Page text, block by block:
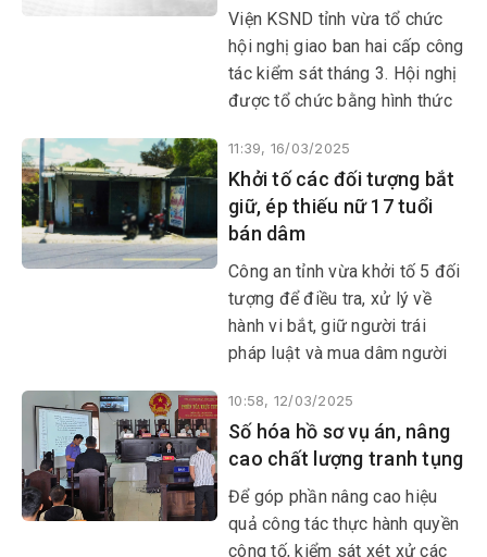
công trực tuyến nhằm mang
lại nhiều thuận tiện cho người
dân.
Viện KSND tỉnh vừa tổ chức
hội nghị giao ban hai cấp công
tác kiểm sát tháng 3. Hội nghị
được tổ chức bằng hình thức
tuyến từ điểm cầu Viện KSND
tỉnh đến 9 điểm cầu trong toàn
ngành Kiểm sát Phú Yên.
11:39, 16/03/2025
Khởi tố các đối tượng bắt
giữ, ép thiếu nữ 17 tuổi
bán dâm
Công an tỉnh vừa khởi tố 5 đối
tượng để điều tra, xử lý về
hành vi bắt, giữ người trái
pháp luật và mua dâm người
10:58, 12/03/2025
Số hóa hồ sơ vụ án, nâng
cao chất lượng tranh tụng
Để góp phần nâng cao hiệu
quả công tác thực hành quyền
công tố, kiểm sát xét xử các